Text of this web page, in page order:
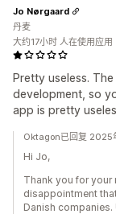
Pretty useless.
development, so
app is pretty
Jo Nørgaard
丹麦
大约17小时 人在使用应用
Oktagon已回复 2025
Hi Jo,
Thank you for your
disappointment
Danish companies.